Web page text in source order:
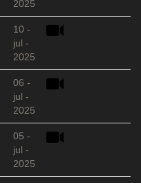
2025
10 -
jul -
2025
06 -
jul -
2025
05 -
jul -
2025